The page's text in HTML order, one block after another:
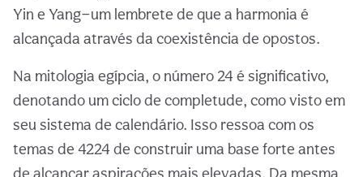
Yin e Yang—um lembrete de que a harmonia é
alcançada através da coexistência de opostos.
Na mitologia egípcia, o número 24 é significativo,
denotando um ciclo de completude, como visto em
seu sistema de calendário. Isso ressoa com os
temas de 4224 de construir uma base forte antes
de alcançar aspirações mais elevadas. Da mesma